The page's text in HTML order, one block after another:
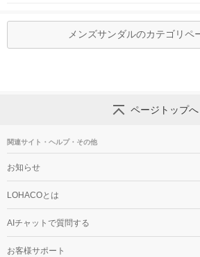
メンズサンダルのカテゴリペ
ページトップへ
関連サイト・ヘルプ・その他
お知らせ
LOHACOとは
AIチャットで質問する
お客様サポート